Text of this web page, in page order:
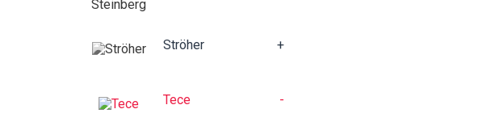
Ströher +
Tece -